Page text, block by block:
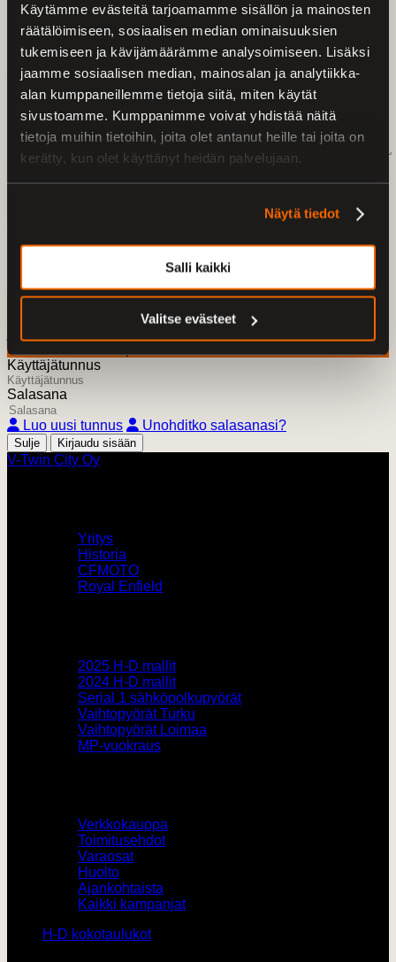
Käytämme evästeitä tarjoamamme sisällön ja mainosten
räätälöimiseen, sosiaalisen median ominaisuuksien
tukemiseen ja kävijämäärämme analysoimiseen. Lisäksi
jaamme sosiaalisen median, mainosalan ja analytiikka-
alan kumppaneillemme tietoja siitä, miten käytät
sivustoamme. Kumppanimme voivat yhdistää näitä
tietoja muihin tietoihin, joita olet antanut heille tai joita on
kerätty, kun olet käyttänyt heidän palvelujaan.
Näytä tiedot
Salli kaikki
Valitse evästeet
Puhelin*
Sähköposti*
Viesti*
Friendly Captcha
HUOM! Pyydämme vanhaan verkkokauppaamme
rekisteröityneitä nollaamaan salasananne
uudesta verkkokaupastamme.
Käyttäjätunnus
Salasana
Luo uusi tunnus Unohditko salasanasi?
Sulje
V-Twin City Oy
Yritys
Historia
CFMOTO
Royal Enfield
2025 H-D mallit
2024 H-D mallit
Serial 1 sähköpolkupyörät
Vaihtopyörät Turku
Vaihtopyörät Loimaa
MP-vuokraus
Verkkokauppa
Toimitusehdot
Varaosat
Huolto
Ajankohtaista
Kaikki kampanjat
H-D kokotaulukot